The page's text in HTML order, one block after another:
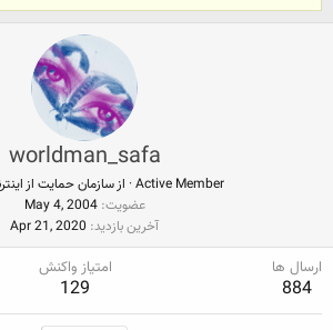
worldman_safa
Active Member
· ازسازمان حمايت از
عضویت May 4, 2004
آخرین بازدید Apr 21, 2020
ارسال ها
884
امتیاز واکنش
129